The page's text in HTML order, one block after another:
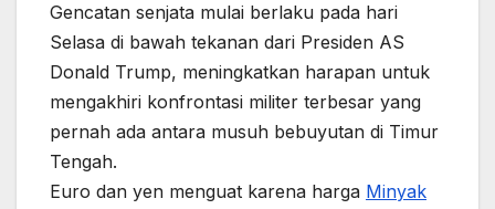
Gencatan senjata mulai berlaku pada hari
Selasa di bawah tekanan dari Presiden AS
Donald Trump, meningkatkan harapan untuk
mengakhiri konfrontasi militer terbesar yang
pernah ada antara musuh bebuyutan di Timur
Tengah.
Euro dan yen menguat karena harga Minyak